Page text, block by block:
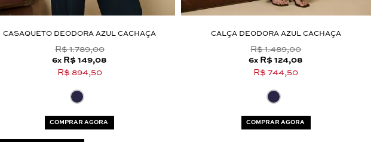
CASAQUETO DEODORA AZUL CACHAÇA
R$ 1.789,00
6x R$ 149,08
R$ 894,50
COMPRAR AGORA
CALÇA DEODORA AZUL CACHAÇA
R$ 1.489,00
6x R$ 124,08
R$ 744,50
COMPRAR AGORA